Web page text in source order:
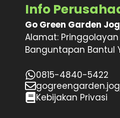
Info
Go Green Garden
Alamat: Pringgolayan
Banguntapan Bantul
0815-4840-5422
Kebijakan Privasi